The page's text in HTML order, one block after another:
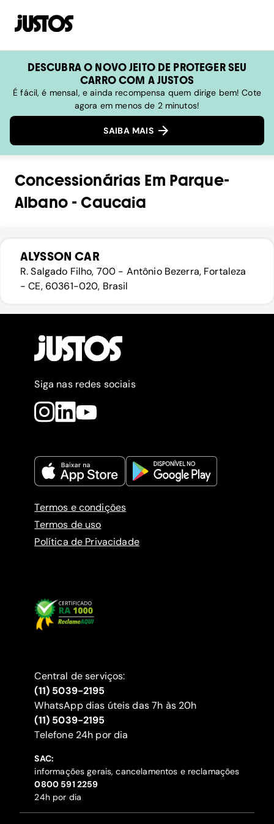
DESCUBRA O NOVO JEITO DE PROTEGER SEU
CARRO COM A JUSTOS
É fácil, é mensal, e ainda recompensa quem dirige bem! Cote
agora em menos de 2 minutos!
SAIBA MAIS
Concessionárias Em Parque-
Albano-Caucaia
ALYSSON CAR
R. Salgado Filho, 700 - Antônio Bezerra, Fortaleza
- CE, 60361-020, Brasil
Siga nas redes sociais
Termos e condições
Termos de uso
Política de Privacidade
Central de serviços:
(11) 5039-2195
WhatsApp dias úteis das 7h às 20h
(11) 5039-2195
‍Telefone 24h por dia
SAC:
informações gerais, cancelamentos e reclamações
‍0800 591 2259
24h por dia